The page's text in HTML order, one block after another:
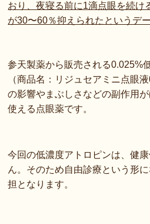
おり、夜寝る前に1滴点眼を続け
が30〜60％抑えられたというデ
参天製薬から販売される0.025%
（商品名：リジュセアミニ点眼
の影響やまぶしさなどの副作用
使える点眼薬です。
今回の低濃度アトロピンは、健
ん。そのため自由診療という形
担となります。